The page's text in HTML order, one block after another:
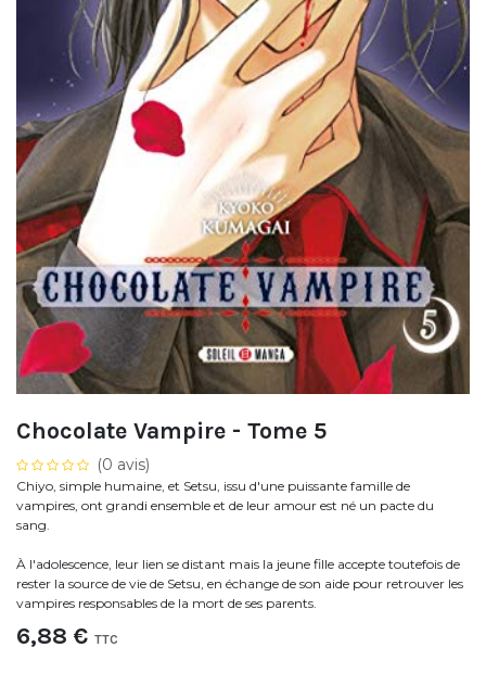
Chocolate Vampire - Tome 5
(0 avis)
Chiyo, simple humaine, et Setsu, issu d'une puissante famille de
vampires, ont grandi ensemble et de leur amour est né un pacte du
sang.
À l'adolescence, leur lien se distant mais la jeune fille accepte toutefois de
rester la source de vie de Setsu, en échange de son aide pour retrouver les
vampires responsables de la mort de ses parents.
6,88 € TTC